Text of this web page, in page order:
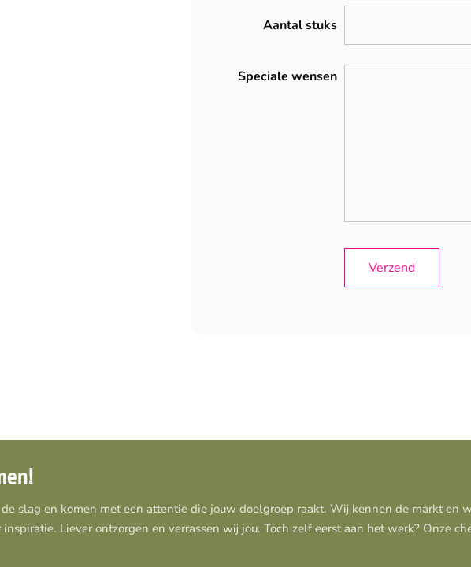
Aantal stuks
Speciale wensen
slag en komen met een attentie die jouw doelgroep raakt. Wij kennen de markt en
Liever ontzorgen en verrassen wij jou. Toch zelf eerst aan het werk? Onze